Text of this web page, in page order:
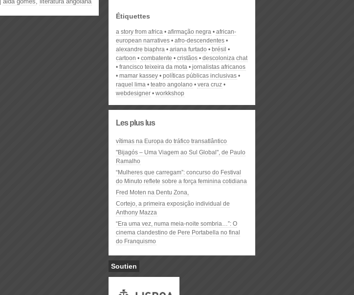
Étiquettes
a story from africa afirmação negra
african-
european narratives
afro-descendentes
alexandre biaphra
ariana furtado
brésil
cartoon
combatente cristãos
descoloniza chat
francisco teixeira da mota
jornalistas africanos
mamar kassey
políticas públicas inclusivas
raquel lima
teatro angolano
vera cruz
webdesigner
workkshop
Les plus lus
vítimas na Europa do tráfico transatlântico
"Bijagós – Uma Viagem ao Sul Global", de Paulo
Ramalho
“Mulheres que carregam”: concurso do Festival
do Minuto reflete sobre a força feminina cotidiana
Fred Moten na Dentu Zona,
Cortejo, a primeira exposição individual de
Anthony Mazza
“Era uma vez, numa meia-noite sombria…”: O
cinema clandestino de Pere Portabella no final
do Franquismo
Soutien